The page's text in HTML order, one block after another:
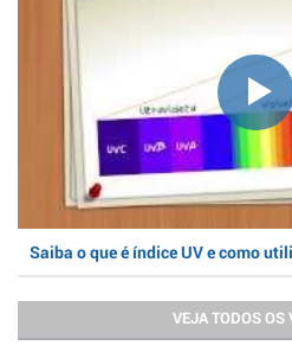
Saiba o que é índice UV e como
VEJA TODOS OS